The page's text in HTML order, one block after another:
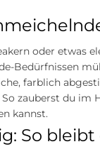
oder etwas
Bedürfnissen
farblich
zauberst du
kannst.
So